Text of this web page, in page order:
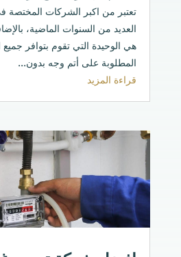
تعتبر من اكبر الشركات المختصة
العديد من السنوات الماضية،
هي الوحيدة التي تقوم بتوافر جميع
المطلوبة على أتم وجه بدون...
قراءة المزيد